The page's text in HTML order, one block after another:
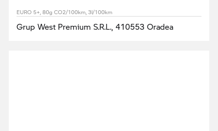
EURO 5+, 80g CO2/100km, 3l/100km
Grup West Premium S.R.L., 410553 Oradea